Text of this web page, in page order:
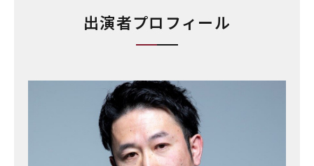
出演者プロフィール